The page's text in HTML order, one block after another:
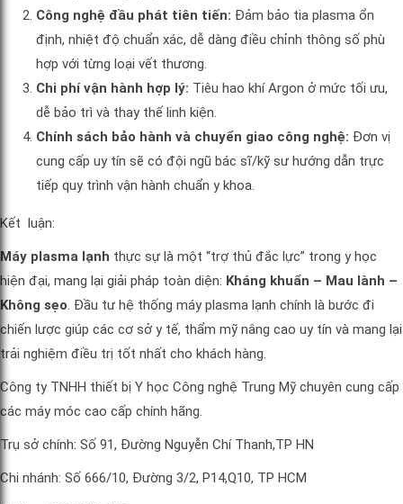
Công nghệ đầu phát tiên tiến: Đảm bảo tia plasma ổn
định, nhiệt độ chuẩn xác, dễ dàng điều chỉnh thông số phù
hợp với từng loại vết thương.
Chi phí vận hành hợp lý: Tiêu hao khí Argon ở mức tối ưu,
dễ bảo trì và thay thế linh kiện.
Chính sách bảo hành và chuyển giao công nghệ: Đơn vị
cung cấp uy tín sẽ có đội ngũ bác sĩ/kỹ sư hướng dẫn trực
tiếp quy trình vận hành chuẩn y khoa.
Kết luận:
Máy plasma lạnh thực sự là một “trợ thủ đắc lực” trong y học
hiện đại, mang lại giải pháp toàn diện: Kháng khuẩn – Mau lành –
Không sẹo . Đầu tư hệ thống máy plasma lạnh chính là bước đi
chiến lược giúp các cơ sở y tế, thẩm mỹ nâng cao uy tín và mang lại
trải nghiệm điều trị tốt nhất cho khách hàng.
Công ty TNHH thiết bị Y học Công nghệ Trung Mỹ chuyên cung cấp
các máy móc cao cấp chính hãng.
Trụ sở chính: Số 91, Đường Nguyễn Chí Thanh,TP HN
Chi nhánh: Số 666/10, Đường 3/2, P14,Q10, TP HCM